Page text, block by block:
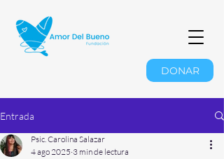
DONAR
Entrada
Psic. Carolina Salazar
4 ago 2025 3 min de lectura